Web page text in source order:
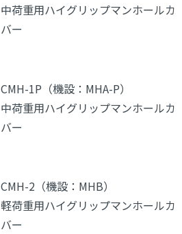
中荷重用ハイグリップマンホールカ
バー
CMH-1P（機設：MHA-P）
中荷重用ハイグリップマンホールカ
バー
CMH-2（機設：MHB）
軽荷重用ハイグリップマンホールカ
バー